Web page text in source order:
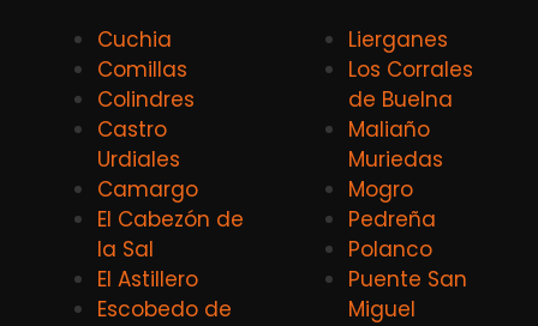
Cuchia
Comillas
Colindres
Castro
Urdiales
Camargo
El Cabezón de
la Sal
El Astillero
Escobedo de
Lierganes
Los Corrales
de Buelna
Maliaño
Muriedas
Mogro
Pedreña
Polanco
Puente San
Miguel